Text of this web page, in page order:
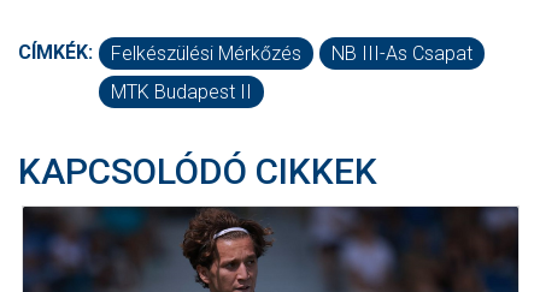
CÍMKÉK: Felkészülési Mérkőzés
NB III-As Csapat
MTK Budapest II
KAPCSOLÓDÓ CIKKEK